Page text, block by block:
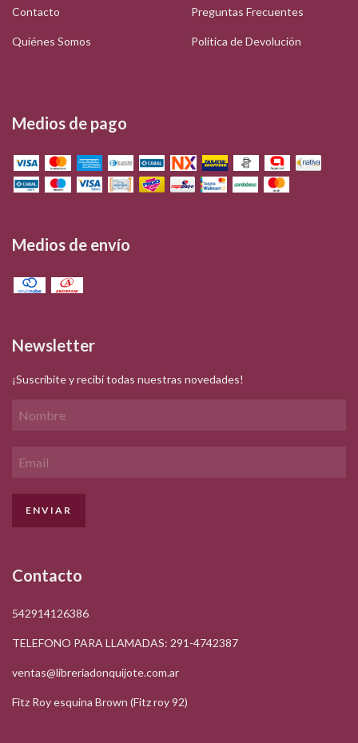
Contacto Preguntas Frecuentes
Quiénes Somos Política de Devolución
Medios de pago
Medios de envío
Newsletter
¡Suscribite y recibí todas nuestras novedades!
Contacto
542914126386
TELEFONO PARA LLAMADAS: 291-4742387
ventas@libreriadonquijote.com.ar
Fitz Roy esquina Brown (Fitz roy 92)